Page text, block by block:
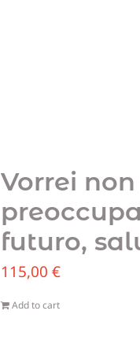
Vorrei non
futuro,
115,00 €
Add to cart